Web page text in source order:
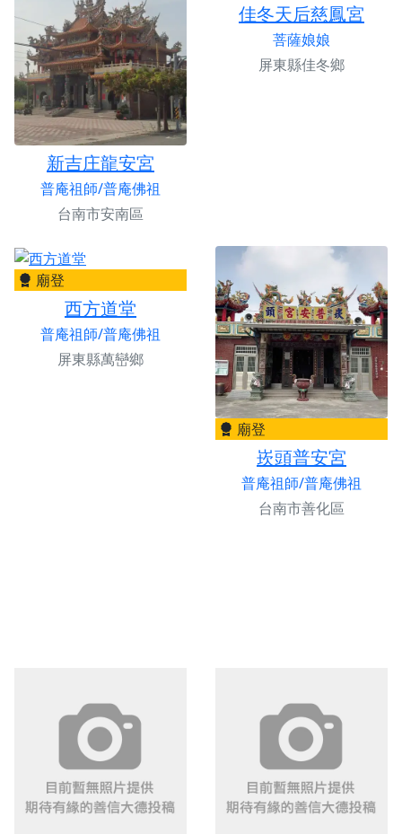
新吉庄龍安宮
普庵祖師/普庵佛祖
台南市安南區
佳冬天后慈鳳宮
菩薩娘娘
屏東縣佳冬鄉
廟登
西方道堂
普庵祖師/普庵佛祖
屏東縣萬巒鄉
廟登
崁頭普安宮
普庵祖師/普庵佛祖
台南市善化區